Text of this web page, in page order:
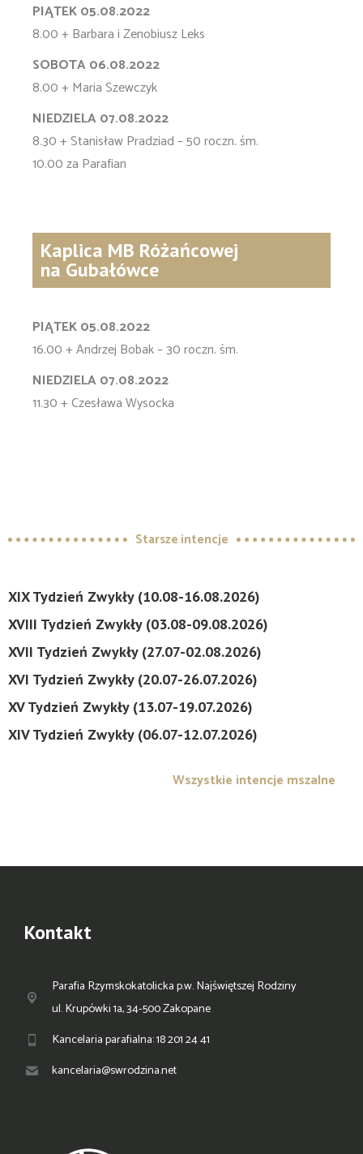
PIĄTEK 05.08.2022
8.00 + Barbara i Zenobiusz Leks
SOBOTA 06.08.2022
8.00 + Maria Szewczyk
NIEDZIELA 07.08.2022
8.30 + Stanisław Pradziad – 50 roczn. śm.
10.00 za Parafian
Kaplica MB Różańcowej
na Gubałówce
PIĄTEK 05.08.2022
16.00 + Andrzej Bobak – 30 roczn. śm.
NIEDZIELA 07.08.2022
11.30 + Czesława Wysocka
Starsze intencje
XIX Tydzień Zwykły (10.08-16.08.2026)
XVIII Tydzień Zwykły (03.08-09.08.2026)
XVII Tydzień Zwykły (27.07-02.08.2026)
XVI Tydzień Zwykły (20.07-26.07.2026)
XV Tydzień Zwykły (13.07-19.07.2026)
XIV Tydzień Zwykły (06.07-12.07.2026)
Wszystkie intencje mszalne
Kontakt
Parafia Rzymskokatolicka p.w. Najświętszej Rodziny
ul. Krupówki 1a, 34-500 Zakopane
Kancelaria parafialna: 18 201 24 41
kancelaria@swrodzina.net